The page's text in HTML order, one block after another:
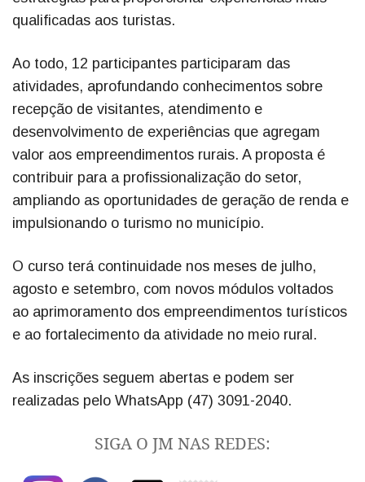
qualificadas aos turistas.
Ao todo, 12 participantes participaram das
atividades, aprofundando conhecimentos sobre
recepção de visitantes, atendimento e
desenvolvimento de experiências que agregam
valor aos empreendimentos rurais. A proposta é
contribuir para a profissionalização do setor,
ampliando as oportunidades de geração de renda e
impulsionando o turismo no município.
O curso terá continuidade nos meses de julho,
agosto e setembro, com novos módulos voltados
ao aprimoramento dos empreendimentos turísticos
e ao fortalecimento da atividade no meio rural.
As inscrições seguem abertas e podem ser
realizadas pelo WhatsApp (47) 3091-2040.
SIGA O JM NAS REDES: